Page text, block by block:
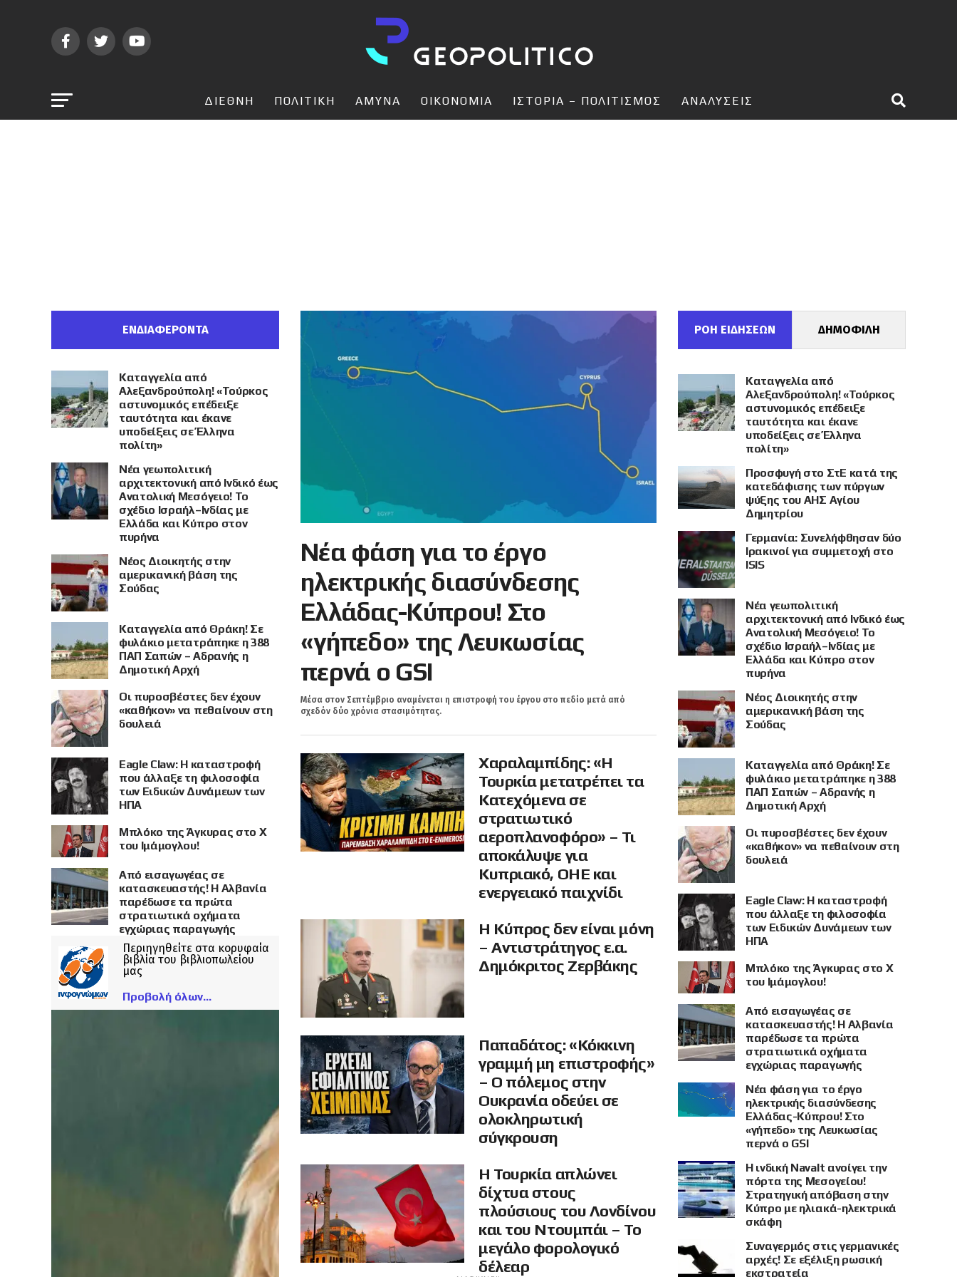
ΔΙΕΘΝΗ ΠΟΛΙΤΙΚΗ ΑΜΥΝΑ ΟΙΚΟΝΟΜΙΑ ΙΣΤΟΡΙΑ – ΠΟΛΙΤΙΣΜΟΣ ΑΝΑΛΥΣΕΙΣ
Νέα φάση για το έργο
ηλεκτρικής διασύνδεσης
Ελλάδας-Κύπρου! Στο
«γήπεδο» της Λευκωσίας
περνά ο GSI
Μέσα στον Σεπτέμβριο αναμένεται η επιστροφή του έργου στο πεδίο μετά από
σχεδόν δύο χρόνια στασιμότητας.
Χαραλαμπίδης: «Η
Τουρκία μετατρέπει τα
Κατεχόμενα σε
στρατιωτικό
αεροπλανοφόρο» – Τι
αποκάλυψε για
Κυπριακό, ΟΗΕ και
ενεργειακό παιχνίδι
Η Κύπρος δεν είναι μόνη
– Αντιστράτηγος ε.α.
Δημόκριτος Ζερβάκης
Παπαδάτος: «Κόκκινη
γραμμή μη επιστροφής»
– Ο πόλεμος στην
Ουκρανία οδεύει σε
ολοκληρωτική
σύγκρουση
Η Τουρκία απλώνει
δίχτυα στους
πλούσιους του Λονδίνου
και του Ντουμπάι – Το
μεγάλο φορολογικό
δέλεαρ
ΕΝΔΙΑΦΕΡΟΝΤΑ
Καταγγελία από
Αλεξανδρούπολη! «Τούρκος
αστυνομικός επέδειξε
ταυτότητα και έκανε
υποδείξεις σε Έλληνα
πολίτη»
Νέα γεωπολιτική
αρχιτεκτονική από Ινδικό έως
Ανατολική Μεσόγειο! Το
σχέδιο Ισραήλ–Ινδίας με
Ελλάδα και Κύπρο στον
πυρήνα
Νέος Διοικητής στην
αμερικανική βάση της
Σούδας
Καταγγελία από Θράκη! Σε
φυλάκιο μετατράπηκε η 388
ΠΑΠ Σαπών – Αδρανής η
Δημοτική Αρχή
Οι πυροσβέστες δεν έχουν
«καθήκον» να πεθαίνουν στη
δουλειά
Eagle Claw: Η καταστροφή
που άλλαξε τη φιλοσοφία
των Ειδικών Δυνάμεων των
ΗΠΑ
Μπλόκο της Άγκυρας στο X
του Ιμάμογλου!
Από εισαγωγέας σε
κατασκευαστής! Η Αλβανία
παρέδωσε τα πρώτα
στρατιωτικά οχήματα
εγχώριας παραγωγής
Περιηγηθείτε στα κορυφαία
βιβλία του βιβλιοπωλείου
μας
Προβολή όλων
ΡΟΗ ΕΙΔΗΣΕΩΝ ΔΗΜΟΦΙΛΗ
Καταγγελία από
Αλεξανδρούπολη! «Τούρκος
αστυνομικός επέδειξε
ταυτότητα και έκανε
υποδείξεις σε Έλληνα
πολίτη»
Προσφυγή στο ΣτΕ κατά της
κατεδάφισης των πύργων
ψύξης του ΑΗΣ Αγίου
Δημητρίου
Γερμανία: Συνελήφθησαν δύο
Ιρακινοί για συμμετοχή στο
ISIS
Νέα γεωπολιτική
αρχιτεκτονική από Ινδικό έως
Ανατολική Μεσόγειο! Το
σχέδιο Ισραήλ–Ινδίας με
Ελλάδα και Κύπρο στον
πυρήνα
Νέος Διοικητής στην
αμερικανική βάση της
Σούδας
Καταγγελία από Θράκη! Σε
φυλάκιο μετατράπηκε η 388
ΠΑΠ Σαπών – Αδρανής η
Δημοτική Αρχή
Οι πυροσβέστες δεν έχουν
«καθήκον» να πεθαίνουν στη
δουλειά
Eagle Claw: Η καταστροφή
που άλλαξε τη φιλοσοφία
των Ειδικών Δυνάμεων των
ΗΠΑ
Μπλόκο της Άγκυρας στο X
του Ιμάμογλου!
Από εισαγωγέας σε
κατασκευαστής! Η Αλβανία
παρέδωσε τα πρώτα
στρατιωτικά οχήματα
εγχώριας παραγωγής
Νέα φάση για το έργο
ηλεκτρικής διασύνδεσης
Ελλάδας-Κύπρου! Στο
«γήπεδο» της Λευκωσίας
περνά ο GSI
Η ινδική Navalt ανοίγει την
πόρτα της Μεσογείου!
Στρατηγική απόβαση στην
Κύπρο με ηλιακά-ηλεκτρικά
σκάφη
Συναγερμός στις γερμανικές
αρχές! Σε εξέλιξη ρωσική
εκστρατεία